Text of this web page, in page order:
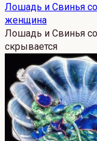
Лошадь и Свинья
женщина
Лошадь и Свинья
скрывается